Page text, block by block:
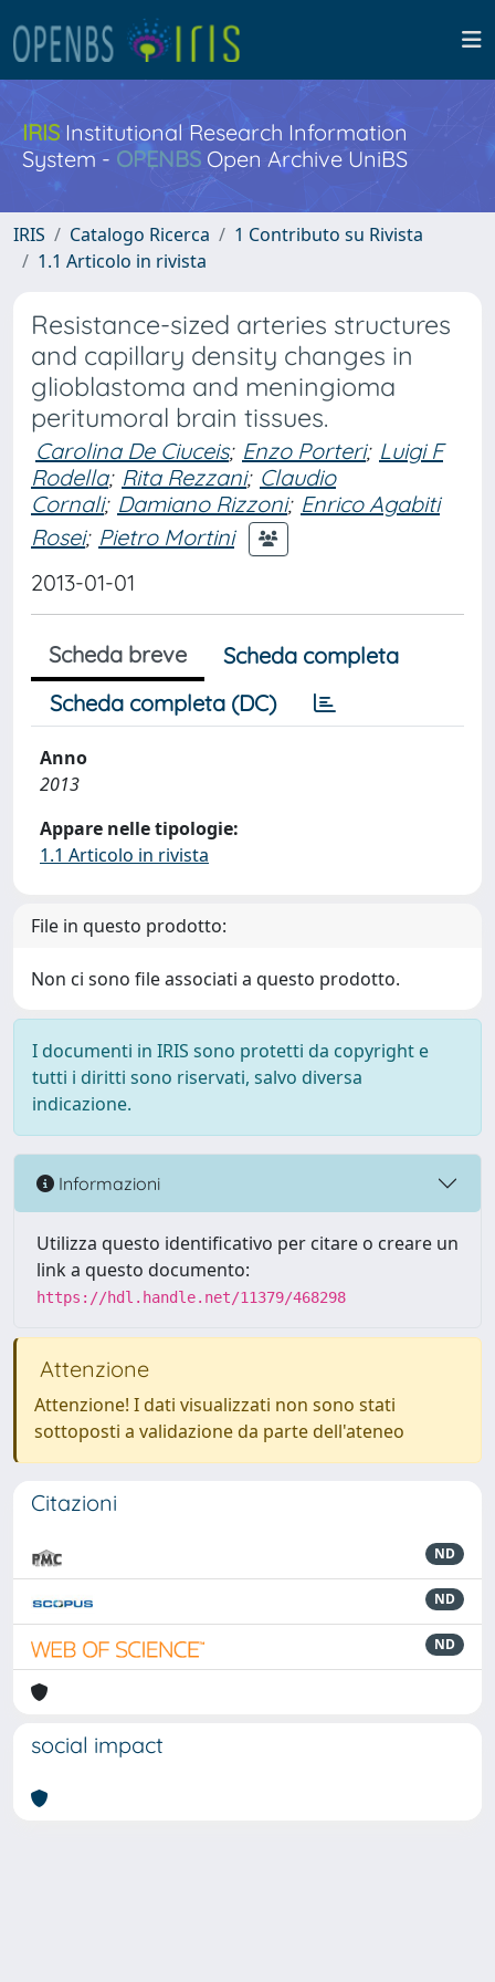
IRISInstitutional Research Information
System - OPENBS Open Archive UniBS
IRIS Catalogo Ricerca
1 Contributo su Rivista
1.1 Articolo in rivista
Resistance-sized arteries structures
and capillary density changes in
glioblastoma and meningioma
peritumoral brain tissues.
Carolina De Ciuceis; Enzo Porteri; Luigi F
Rodella; Rita Rezzani; Claudio
Cornali; Damiano Rizzoni; Enrico Agabiti
Rosei; Pietro Mortini
2013-01-01
Scheda breve
Scheda completa
Scheda completa (DC)
Anno
2013
Appare nelle tipologie:
1.1 Articolo in rivista
File in questo prodotto:
Non ci sono file associati a questo prodotto.
I documenti in IRIS sono protetti da copyright e
tutti i diritti sono riservati, salvo diversa
indicazione.
Informazioni
Utilizza questo identificativo per citare o creare un
link a questo documento:
https://hdl.handle.net/11379/468298
Attenzione
Attenzione! I dati visualizzati non sono stati
sottoposti a validazione da parte dell'ateneo
Citazioni
ND
ND
ND
social impact